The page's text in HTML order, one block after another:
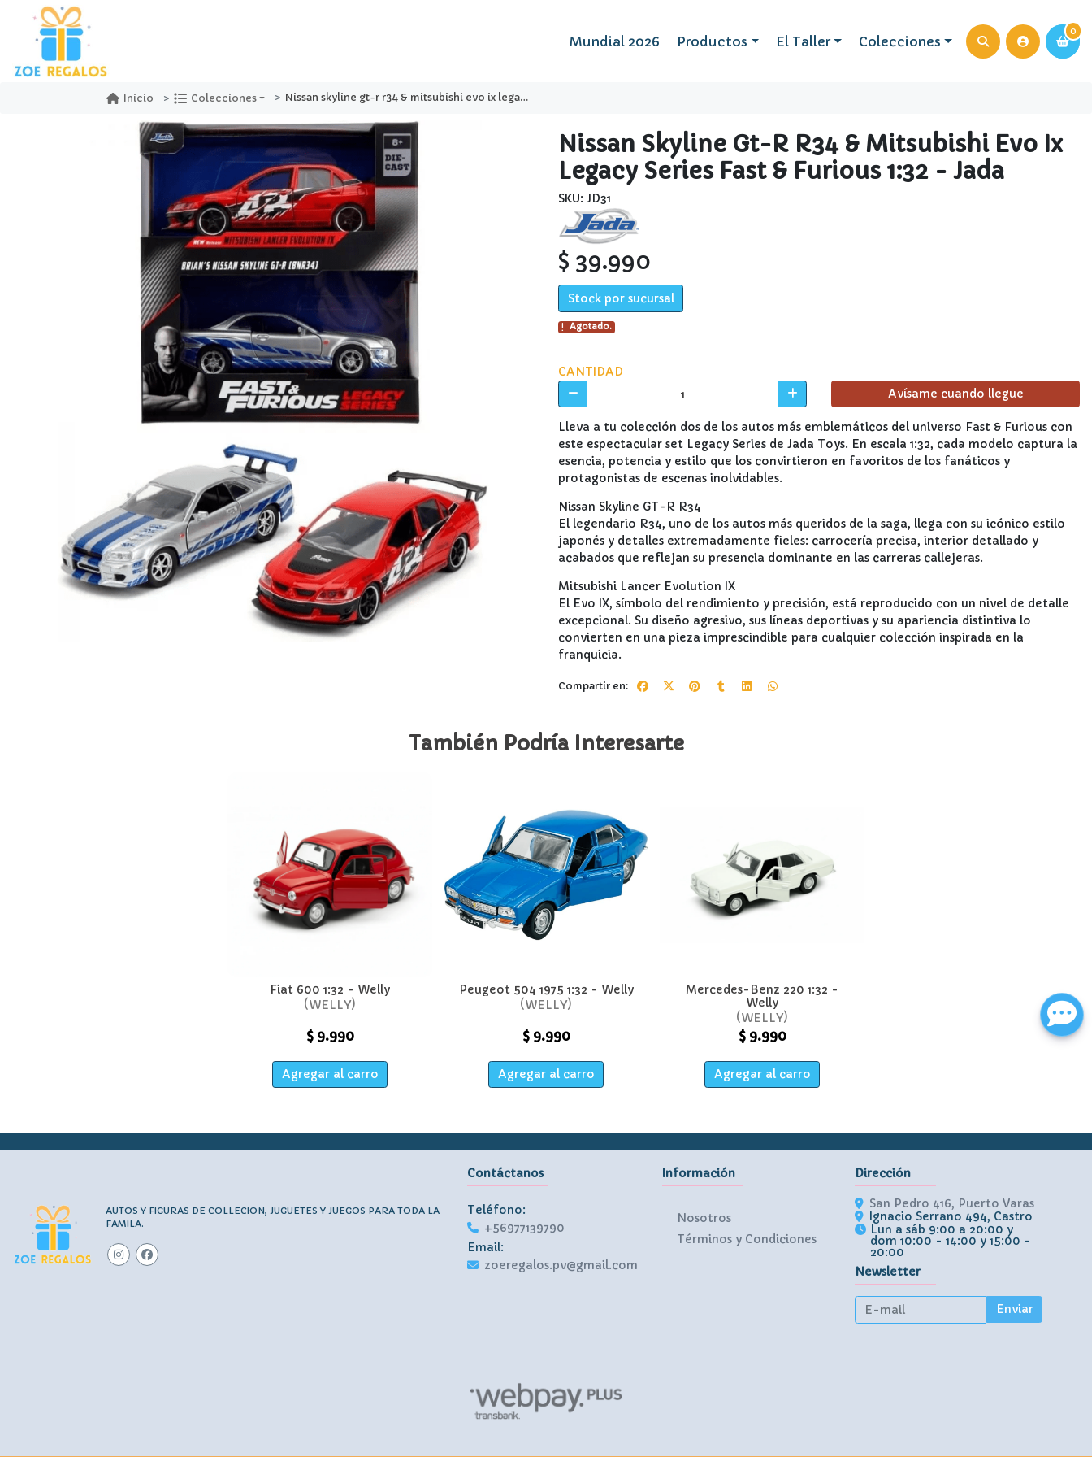
0
Mundial 2026 Productos El Taller Colecciones
0
Inicio Colecciones Nissan skyline gt-r r34 & mitsubishi evo ix legacy series fast & furious 1:32 - jada
Nissan Skyline Gt-R R34 & Mitsubishi Evo Ix
Legacy Series Fast & Furious 1:32 - Jada
SKU: JD31
$ 39.990
Stock por sucursal
Agotado.
CANTIDAD
Avísame cuando llegue
Lleva a tu colección dos de los autos más emblemáticos del universo Fast & Furious con
este espectacular set Legacy Series de Jada Toys. En escala 1:32, cada modelo captura la
esencia, potencia y estilo que los convirtieron en favoritos de los fanáticos y
protagonistas de escenas inolvidables.
Nissan Skyline GT-R R34
El legendario R34, uno de los autos más queridos de la saga, llega con su icónico estilo
japonés y detalles extremadamente fieles: carrocería precisa, interior detallado y
acabados que reflejan su presencia dominante en las carreras callejeras.
Mitsubishi Lancer Evolution IX
El Evo IX, símbolo del rendimiento y precisión, está reproducido con un nivel de detalle
excepcional. Su diseño agresivo, sus líneas deportivas y su apariencia distintiva lo
convierten en una pieza imprescindible para cualquier colección inspirada en la
franquicia.
Compartir en:
También Podría Interesarte
Fiat 600 1:32 - Welly
WELLY
$ 9.990
Agregar al carro
Peugeot 504 1975 1:32 - Welly
WELLY
$ 9.990
Agregar al carro
Mercedes-Benz 220 1:32 -
Welly
WELLY
$ 9.990
Agregar al carro
Contáctanos
Teléfono:
+56977139790
Email:
zoeregalos.pv@gmail.com
Información
Nosotros
Términos y Condiciones
Dirección
San Pedro 416, Puerto Varas
Ignacio Serrano 494, Castro
Lun a sáb 9:00 a 20:00 y
dom 10:00 - 14:00 y 15:00 -
20:00
Newsletter
Enviar
AUTOS Y FIGURAS DE COLLECION, JUGUETES Y JUEGOS PARA TODA LA
FAMILA.